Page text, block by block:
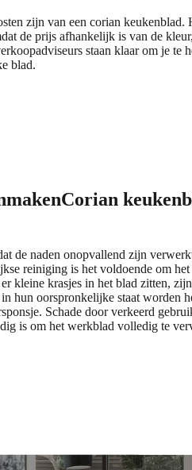
zijn van een corian keukenblad.
de prijs afhankelijk is van de
staan klaar om je te
blad.
Corian
de naden onopvallend zijn
reiniging is het voldoende om het
kleine krasjes in het blad zitten,
hun oorspronkelijke staat worden
Schade door verkeerd
is om het werkblad volledig te